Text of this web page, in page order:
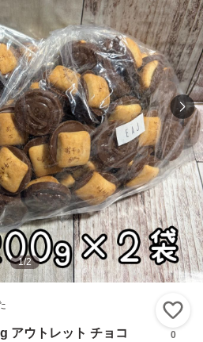
1/2
アウトレット チョコ
0